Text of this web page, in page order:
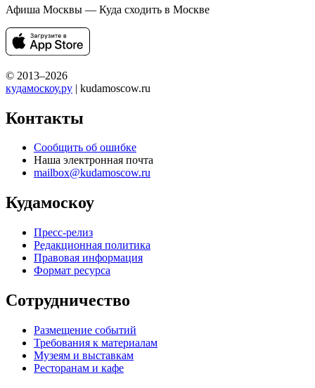
Афиша Москвы — Куда сходить в Москве
© 2013–2026
кудамоскоу.ру | kudamoscow.ru
Контакты
Сообщить об ошибке
Наша электронная почта
mailbox@kudamoscow.ru
Кудамоскоу
Пресс-релиз
Редакционная политика
Правовая информация
Формат ресурса
Сотрудничество
Размещение событий
Требования к материалам
Музеям и выставкам
Ресторанам и кафе